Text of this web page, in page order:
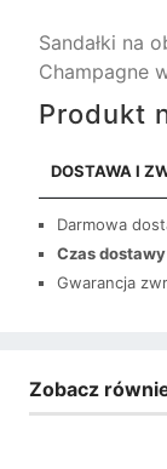
Sandałki na
Champagne
Produkt
DOSTAWA I
Darmowa
Czas dostawy
Gwarancja
Zobacz